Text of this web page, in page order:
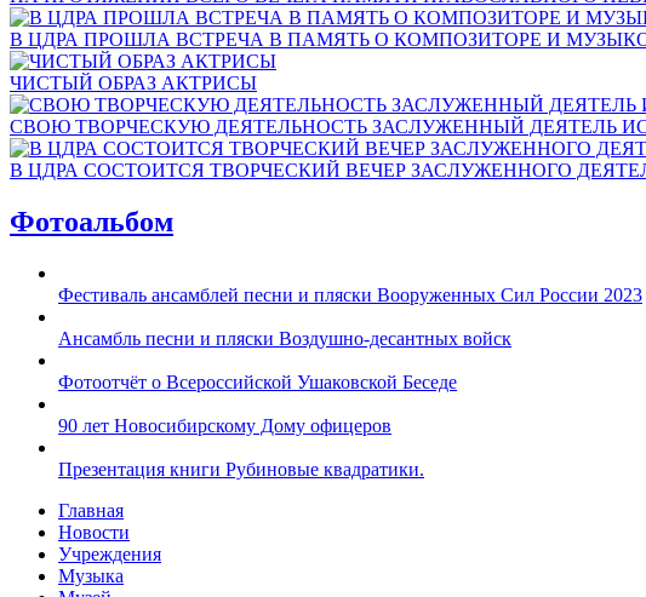
В ЦДРА ПРОШЛА ВСТРЕЧА В ПАМЯТЬ О КОМПОЗИТОРЕ И
ЧИСТЫЙ ОБРАЗ АКТРИСЫ
СВОЮ ТВОРЧЕСКУЮ ДЕЯТЕЛЬНОСТЬ ЗАСЛУЖЕННЫЙ ДЕЯТЕЛЬ
В ЦДРА СОСТОИТСЯ ТВОРЧЕСКИЙ ВЕЧЕР ЗАСЛУЖЕННОГО
Фотоальбом
Фестиваль ансамблей песни и пляски Вооруженных Сил России 2023
Ансамбль песни и пляски Воздушно-десантных войск
Фотоотчёт о Всероссийской Ушаковской Беседе
90 лет Новосибирскому Дому офицеров
Презентация книги Рубиновые квадратики.
Главная
Новости
Учреждения
Музыка